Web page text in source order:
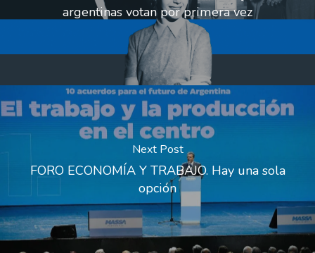
argentinas votan por primera vez
Next Post
FORO ECONOMÍA Y TRABAJO. Hay una sola
opción